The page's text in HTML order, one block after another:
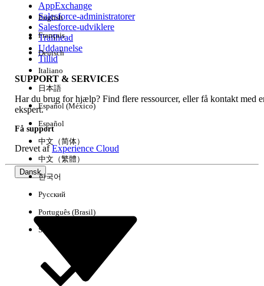
Experience
Ryd alle Udført
AppExchange
Salesforce-administratorer
Salesforce-udviklere
Trailhead
Uddannelse
Tillid
SUPPORT & SERVICES
Har du brug for hjælp? Find flere ressourcer, eller få kontakt med
ekspert.
Få support
Drevet afExperience Cloud
Dansk
English
Français
Deutsch
Italiano
日本語
Español (México)
Español
中文（简体）
中文（繁體）
한국어
Русский
Português (Brasil)
Suomi